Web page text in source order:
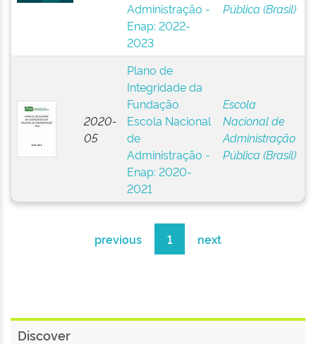
Administração -
Enap: 2022-
2023
Pública (Brasil)
2020-
05
Plano de
Integridade da
Fundação
Escola Nacional
de
Administração -
Enap: 2020-
2021
Escola
Nacional de
Administração
Pública (Brasil)
previous 1 next
Discover